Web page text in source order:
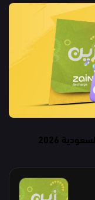
2026